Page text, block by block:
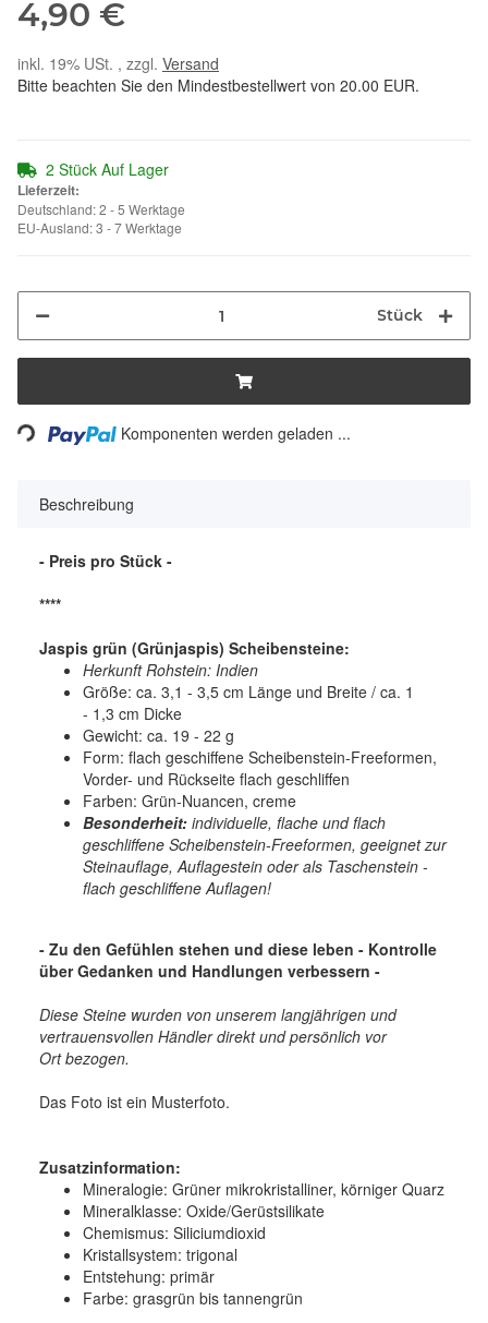
4,90 €
inkl. 19% USt. , zzgl. Versand
Bitte beachten Sie den Mindestbestellwert von 20.00 EUR.
2 Stück Auf Lager
Lieferzeit:
Deutschland: 2 - 5 Werktage
EU-Ausland: 3 - 7 Werktage
Stück
Loading... Komponenten werden geladen ...
Beschreibung
- Preis pro Stück -
****
Jaspis grün (Grünjaspis) Scheibensteine:
Herkunft Rohstein: Indien
Größe: ca. 3,1 - 3,5 cm Länge und Breite / ca. 1
- 1,3 cm Dicke
Gewicht: ca. 19 - 22 g
Form: flach geschiffene Scheibenstein-Freeformen,
Vorder- und Rückseite flach geschliffen
Farben: Grün-Nuancen, creme
Besonderheit: individuelle, flache und flach
geschliffene Scheibenstein-Freeformen, geeignet zur
Steinauflage, Auflagestein oder als Taschenstein -
flach geschliffene Auflagen!
- Zu den Gefühlen stehen und diese leben - Kontrolle
über Gedanken und Handlungen verbessern -
Diese Steine wurden von unserem langjährigen und
vertrauensvollen Händler direkt und persönlich vor
Ort bezogen.
Das Foto ist ein Musterfoto.
Zusatzinformation:
Mineralogie: Grüner mikrokristalliner, körniger Quarz
Mineralklasse: Oxide/Gerüstsilikate
Chemismus: Siliciumdioxid
Kristallsystem: trigonal
Entstehung: primär
Farbe: grasgrün bis tannengrün